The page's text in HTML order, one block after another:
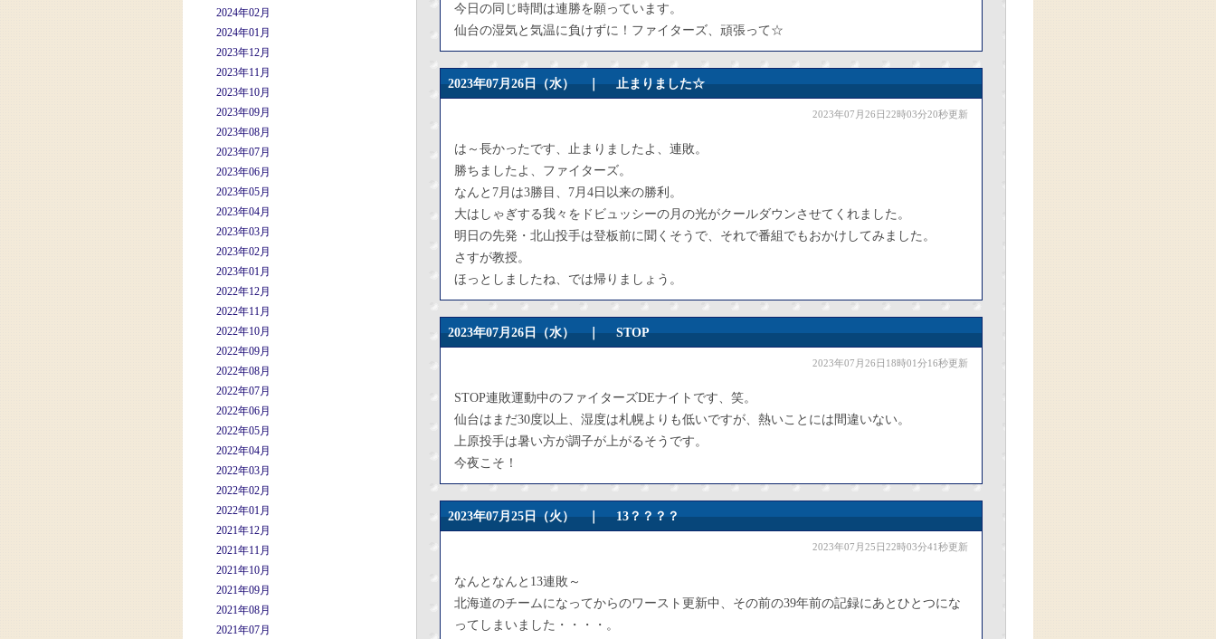
2024年02月
2024年01月
2023年12月
2023年11月
2023年10月
2023年09月
2023年08月
2023年07月
2023年06月
2023年05月
2023年04月
2023年03月
2023年02月
2023年01月
2022年12月
2022年11月
2022年10月
2022年09月
2022年08月
2022年07月
2022年06月
2022年05月
2022年04月
2022年03月
2022年02月
2022年01月
2021年12月
2021年11月
2021年10月
2021年09月
2021年08月
2021年07月
今日の同じ時間は連勝を願っています。
仙台の湿気と気温に負けずに！ファイターズ、頑張って☆
2023年07月26日（水） ｜止まりました☆
2023年07月26日22時03分20秒更新
は～長かったです、止まりましたよ、連敗。
勝ちましたよ、ファイターズ。
なんと7月は3勝目、7月4日以来の勝利。
大はしゃぎする我々をドビュッシーの月の光がクールダウンさせてくれました。
明日の先発・北山投手は登板前に聞くそうで、それで番組でもおかけしてみました。
さすが教授。
ほっとしましたね、では帰りましょう。
2023年07月26日（水） ｜STOP
2023年07月26日18時01分16秒更新
STOP連敗運動中のファイターズDEナイトです、笑。
仙台はまだ30度以上、湿度は札幌よりも低いですが、熱いことには間違いない。
上原投手は暑い方が調子が上がるそうです。
今夜こそ！
2023年07月25日（火） ｜13？？？？
2023年07月25日22時03分41秒更新
なんとなんと13連敗～
北海道のチームになってからのワースト更新中、その前の39年前の記録にあとひとつにな
ってしまいました・・・・。